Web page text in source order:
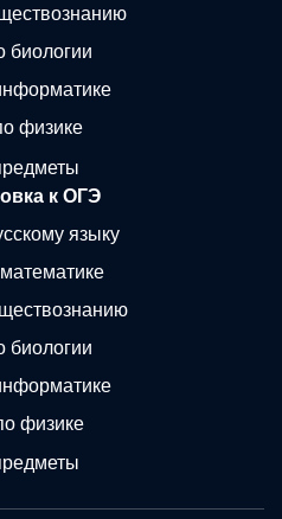
биологии
физике
к ОГЭ
языку
биологии
физике